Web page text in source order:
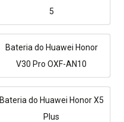
5
Bateria do Huawei Honor
V30 Pro OXF-AN10
Bateria do Huawei Honor X5
Plus